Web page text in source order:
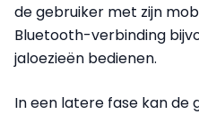
de gebruiker met zijn
Bluetooth-verbinding
jaloezieën bedienen.
In een latere fase kan de